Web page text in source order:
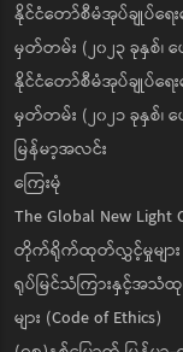
နိုင်ငံတော်စီမံအုပ်ချုပ်ရ
မှတ်တမ်း (၂၀၂၃ ခုနှစ်၊ ဖ
နိုင်ငံတော်စီမံအုပ်ချုပ်
မှတ်တမ်း (၂၀၂၁ ခုနှစ်၊
မြန်မာ့အလင်း
ကြေးမုံ
The Global New Light
တိုက်ရိုက်ထုတ်လွှင့်မှုများ
ရုပ်မြင်သံကြားနှင့်အသံ
များ (Code of Ethics)